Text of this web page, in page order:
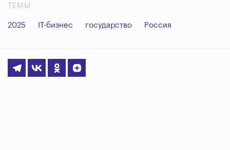
ТЕМЫ
2025 IT-бизнес государство Россия